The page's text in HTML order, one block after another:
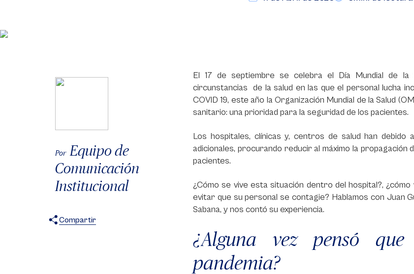
Por Equipo de
Comunicación
Institucional
Compartir
El 17 de septiembre se celebra el Día Mundial de
circunstancias de la salud en las que el personal lucha
COVID 19, este año la Organización Mundial de la Salud
sanitario: una prioridad para la seguridad de los pacientes.
Los hospitales, clínicas y, centros de salud han
adicionales, procurando reducir al máximo la
pacientes.
¿Cómo se vive esta situación dentro del hospital?,
evitar que su personal se contagie? Hablamos con Juan
Sabana, y nos contó su experiencia.
¿Alguna vez pensó
pandemia?